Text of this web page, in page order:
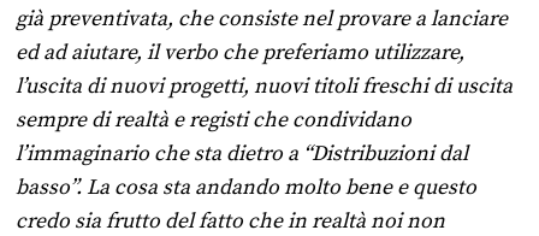
già preventivata, che consiste nel provare a lanciare
ed ad aiutare, il verbo che preferiamo utilizzare,
l’uscita di nuovi progetti, nuovi titoli freschi di uscita
sempre di realtà e registi che condividano
l’immaginario che sta dietro a “Distribuzioni dal
basso”. La cosa sta andando molto bene e questo
credo sia frutto del fatto che in realtà noi non